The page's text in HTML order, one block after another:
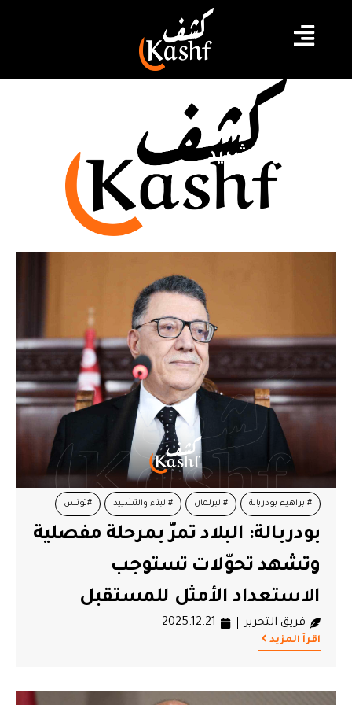
البناء والتشييد
#ابراهيم بودربالة #البرلمان #البناء والتشييد #تونس
#دستور 25 جويلية
بودربالة: البلاد تمرّ بمرحلة مفصلية
وتشهد تحوّلات تستوجب
الاستعداد الأمثل للمستقبل
فريق التحرير 2025.12.21
اقرأ المزيد